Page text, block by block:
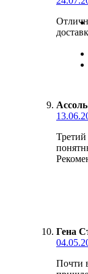
Третий
Гена
Почти